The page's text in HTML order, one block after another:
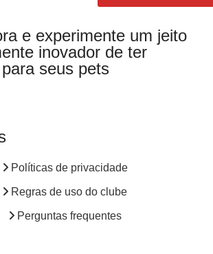
e experimente um jeito
inovador de ter
seus pets
Políticas de privacidade
Regras de uso do clube
Perguntas frequentes